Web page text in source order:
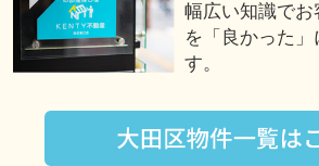
幅広い知識でお
を「良かった」
す。